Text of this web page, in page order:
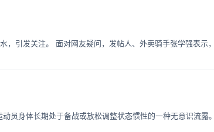
引发关注。 面对网友疑问，发帖人、外卖骑手张学强表示
员身体长期处于备战或放松调整状态惯性的一种无意识流露